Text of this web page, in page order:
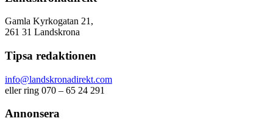
Gamla Kyrkogatan 21,
261 31 Landskrona
Tipsa redaktionen
info@landskronadirekt.com
eller ring 070 – 65 24 291
Annonsera